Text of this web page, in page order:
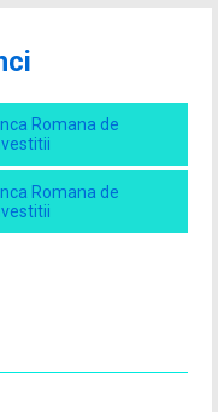
Romana de
Romana de